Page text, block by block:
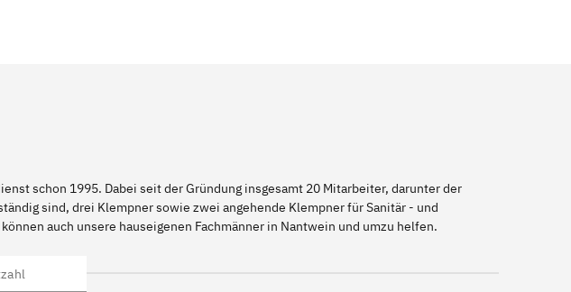
schon 1995. Dabei seit der Gründung insgesamt 20 Mitarbeiter, darunter der
sind, drei Klempner sowie zwei angehende Klempner für Sanitär - und
auch unsere hauseigenen Fachmänner in Nantwein und umzu helfen.